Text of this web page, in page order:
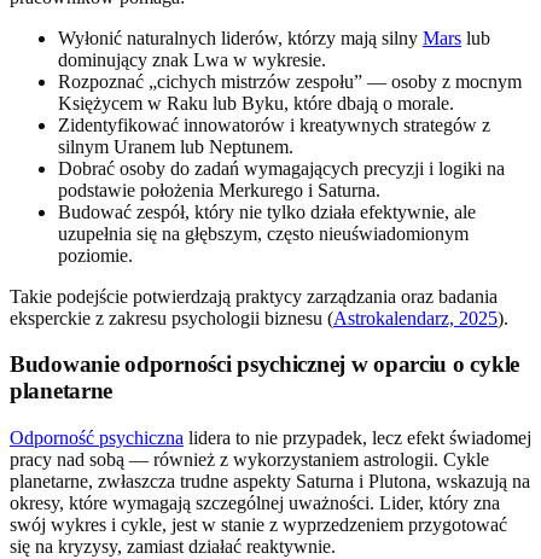
Wyłonić naturalnych liderów, którzy mają silny Mars lub
dominujący znak Lwa w wykresie.
Rozpoznać „cichych mistrzów zespołu” — osoby z mocnym
Księżycem w Raku lub Byku, które dbają o morale.
Zidentyfikować innowatorów i kreatywnych strategów z
silnym Uranem lub Neptunem.
Dobrać osoby do zadań wymagających precyzji i logiki na
podstawie położenia Merkurego i Saturna.
Budować zespół, który nie tylko działa efektywnie, ale
uzupełnia się na głębszym, często nieuświadomionym
poziomie.
Takie podejście potwierdzają praktycy zarządzania oraz badania
eksperckie z zakresu psychologii biznesu (Astrokalendarz, 2025).
Budowanie odporności psychicznej w oparciu o cykle
planetarne
Odporność psychiczna lidera to nie przypadek, lecz efekt świadomej
pracy nad sobą — również z wykorzystaniem astrologii. Cykle
planetarne, zwłaszcza trudne aspekty Saturna i Plutona, wskazują na
okresy, które wymagają szczególnej uważności. Lider, który zna
swój wykres i cykle, jest w stanie z wyprzedzeniem przygotować
się na kryzysy, zamiast działać reaktywnie.